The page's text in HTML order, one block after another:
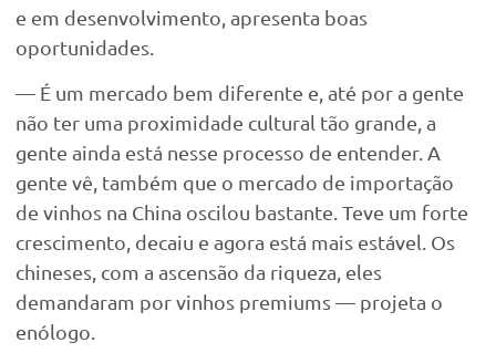
e em desenvolvimento, apresenta boas
oportunidades.
— É um mercado bem diferente e, até por a gente
não ter uma proximidade cultural tão grande, a
gente ainda está nesse processo de entender. A
gente vê, também que o mercado de importação
de vinhos na China oscilou bastante. Teve um forte
crescimento, decaiu e agora está mais estável. Os
chineses, com a ascensão da riqueza, eles
demandaram por vinhos premiums — projeta o
enólogo.